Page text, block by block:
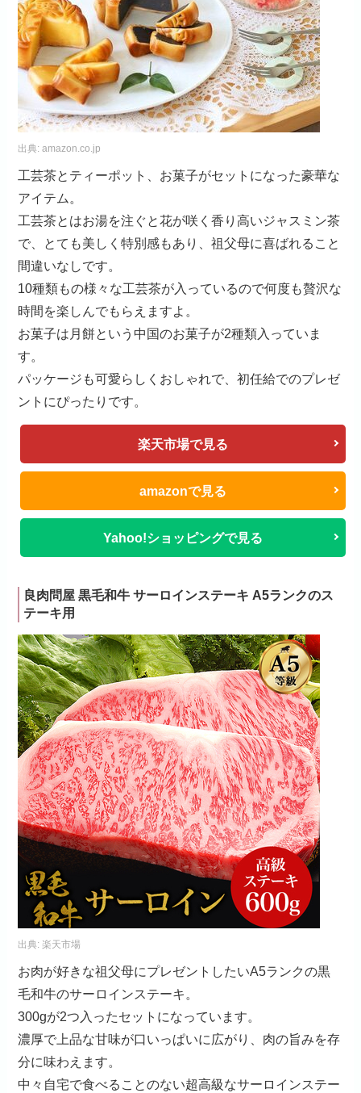
出典:amazon.co.jp
工芸茶とティーポット、お菓子がセットになった豪華な
アイテム。
工芸茶とはお湯を注ぐと花が咲く香り高いジャスミン茶
で、とても美しく特別感もあり、祖父母に喜ばれること
間違いなしです。
10種類もの様々な工芸茶が入っているので何度も贅沢な
時間を楽しんでもらえますよ。
お菓子は月餅という中国のお菓子が2種類入っていま
す。
パッケージも可愛らしくおしゃれで、初任給でのプレゼ
ントにぴったりです。
楽天市場で見る
amazonで見る
Yahoo!ショッピングで見る
良肉問屋 黒毛和牛 サーロインステーキ A5ランクのス
テーキ用
出典:楽天市場
お肉が好きな祖父母にプレゼントしたいA5ランクの黒
毛和牛のサーロインステーキ。
300gが2つ入ったセットになっています。
濃厚で上品な甘味が口いっぱいに広がり、肉の旨みを存
分に味わえます。
中々自宅で食べることのない超高級なサーロインステー